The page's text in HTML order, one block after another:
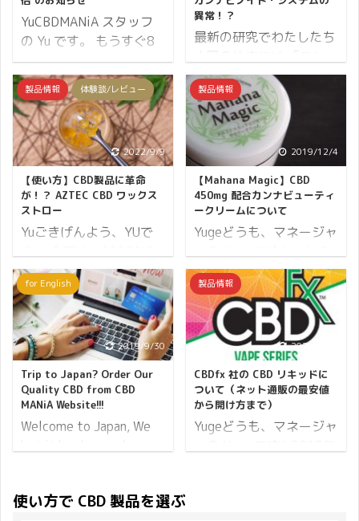
YuCBDMANiA スタッフ
の Yu です。 もうすぐ8
月に入ろうとしていま
す。 学生は長い夏休みが
はじまっています。 公園
で元気に思い切り遊んで
いる姿をよく見ますが、
のびのびと時間を有意義
に使っているようでとて
も羨ましいです♪
CBDMANiA ではこのブロ
グを読んでくださる皆さ
まに元気になるようなイ
ベントを3日間限定開催
いたします。 その名も
「CBDMANiA ポイント
27倍 イベント」です！
CBDMANiA のウェブサイ
トでのご購入が対象で
す、姉妹店などではこの
キャンペーンは適用外と
なります ご ...
異常！？
最新の研究でわたしたち
ド・カンナビノイド・シ
ステム」という情報伝達
システムがあることがわ
かっており、このエン
ド・カンナビノイド・シ
ステムの不調が様々な疾
患の原因と言われていま
す。 この記事では「エン
ド・カンナビノイド・シ
とその不調によりどのよ
うな疾患になる可能性が
あるかを説明したいと思
います。 エンド・カンナ
ビノイド・システム発見
の経緯 1964年、イスラ
エルのラファエル・メコ
ーラム博士らによって、
ヘンプ成分からカンナビ
製品情報 体験談/レビュー
2022/9/9
【使い方】CBD製品に革命
が！？ AZTEC CBD ワックス
ストロー
Yuごきげんよう、YUで
月7日に発売開始となっ
た アステカ CBD ワック
スストロー についてのレ
ビューブログです。 この
新アイテムで、CBDワッ
クスの吸引革命が起こり
ます！ 大げさではないと
思っています。 ワックス
は難しい、工程が多いと
ませんか？ AZTEC CBD
製品情報
2019/12/4
【Mahana Magic】CBD
450mg 配合カンナビューティ
ークリームについて
Yugeどうも、マネージャ
での CBD 製品はオイル
に始まり、ペースト、リ
キッド、ワックスと選べ
る種類が増えてきまし
た。 中でも CBD コスメ
とでもいいましょうか、
バームやリップ、フェイ
スマスクなどスキンケア
用品も見かけるようにな
for English
2019/9/30
Trip to Japan? Order Our
Quality CBD from CBD
MANiA Website!!!
Welcome to Japan, We
memorable one, the
製品情報
2020/7/15
CBDfx 社の CBD リキッドに
ついて（ネット通販の最安値
から開け方まで）
Yugeどうも、マネージャ
使い方で CBD 製品を選ぶ